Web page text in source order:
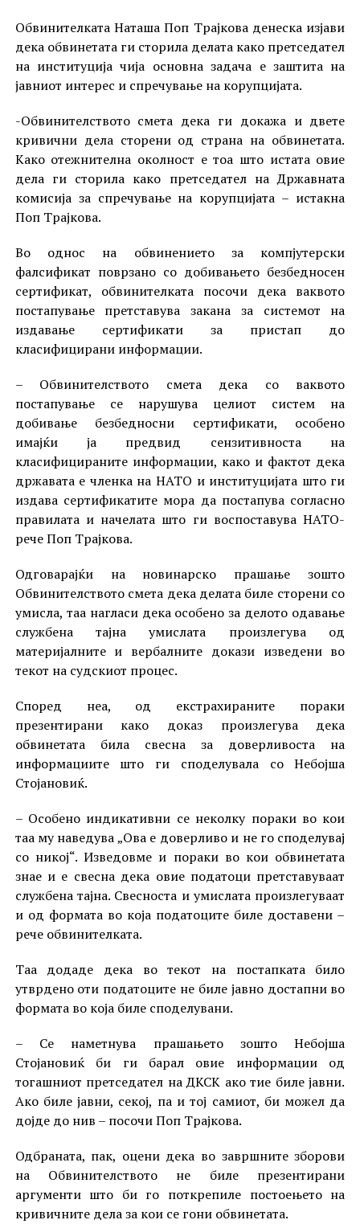
Обвинителката Наташа Поп Трајкова денеска изјави
дека обвинетата ги сторила делата како претседател
на институција чија основна задача е заштита на
јавниот интерес и спречување на корупцијата.
-Обвинителството смета дека ги докажа и двете
кривични дела сторени од страна на обвинетата.
Како отежнителна околност е тоа што истата овие
дела ги сторила како претседател на Државната
комисија за спречување на корупцијата – истакна
Поп Трајкова.
Во однос на обвинението за компјутерски
фалсификат поврзано со добивањето безбедносен
сертификат, обвинителката посочи дека ваквото
постапување претставува закана за системот на
издавање сертификати за пристап до
класифицирани информации.
– Обвинителството смета дека со ваквото
постапување се нарушува целиот систем на
добивање безбедносни сертификати, особено
имајќи ја предвид сензитивноста на
класифицираните информации, како и фактот дека
државата е членка на НАТО и институцијата што ги
издава сертификатите мора да постапува согласно
правилата и начелата што ги воспоставува НАТО-
рече Поп Трајкова.
Одговарајќи на новинарско прашање зошто
Обвинителството смета дека делата биле сторени со
умисла, таа нагласи дека особено за делото одавање
службена тајна умислата произлегува од
материјалните и вербалните докази изведени во
текот на судскиот процес.
Според неа, од екстрахираните пораки
презентирани како доказ произлегува дека
обвинетата била свесна за доверливоста на
информациите што ги споделувала со Небојша
Стојановиќ.
– Особено индикативни се неколку пораки во кои
таа му наведува „Ова е доверливо и не го споделувај
со никој“. Изведовме и пораки во кои обвинетата
знае и е свесна дека овие податоци претставуваат
службена тајна. Свесноста и умислата произлегуваат
и од формата во која податоците биле доставени –
рече обвинителката.
Таа додаде дека во текот на постапката било
утврдено оти податоците не биле јавно достапни во
формата во која биле споделувани.
– Се наметнува прашањето зошто Небојша
Стојановиќ би ги барал овие информации од
тогашниот претседател на ДКСК ако тие биле јавни.
Ако биле јавни, секој, па и тој самиот, би можел да
дојде до нив – посочи Поп Трајкова.
Одбраната, пак, оцени дека во завршните зборови
на Обвинителството не биле презентирани
аргументи што би го поткрепиле постоењето на
кривичните дела за кои се гони обвинетата.